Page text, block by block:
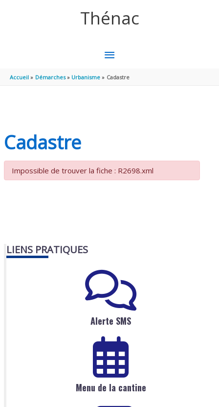
Thénac
MENU
PRINCIPAL
Accueil Démarches Urbanisme Cadastre
Cadastre
Impossible de trouver la fiche : R2698.xml
LIENS PRATIQUES
Alerte SMS
Menu de la cantine